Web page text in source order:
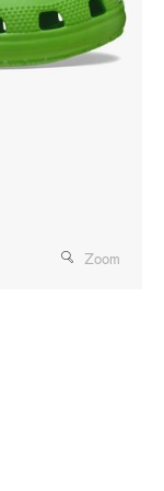
Zoom